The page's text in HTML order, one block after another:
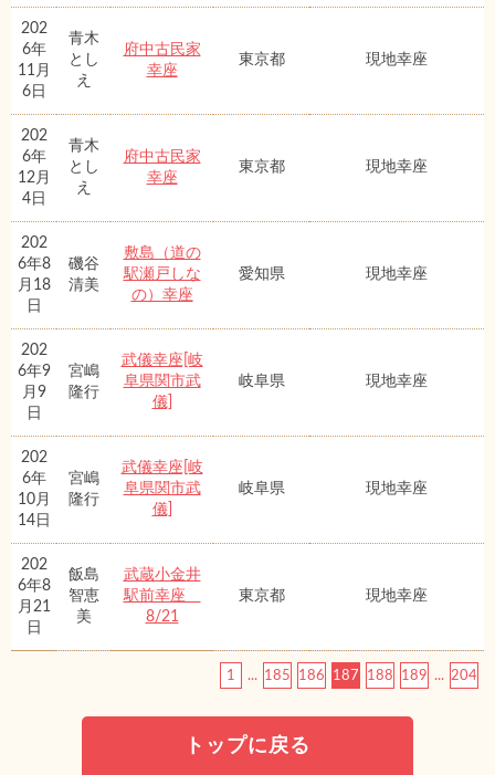
202
6年
11月
6日
青木
とし
え
府中古民家
幸座
東京都 現地幸座
202
6年
12月
4日
青木
とし
え
府中古民家
幸座
東京都 現地幸座
202
6年8
月18
日
磯谷
清美
敷島（道の
駅瀬戸しな
の）幸座
愛知県 現地幸座
202
6年9
月9
日
宮嶋
隆行
武儀幸座[岐
阜県関市武
儀]
岐阜県 現地幸座
202
6年
10月
14日
宮嶋
隆行
武儀幸座[岐
阜県関市武
儀]
岐阜県 現地幸座
202
6年8
月21
日
飯島
智恵
美
武蔵小金井
駅前幸座
8/21
東京都 現地幸座
1 ... 185 186 187 188 189 ... 204
トップに戻る